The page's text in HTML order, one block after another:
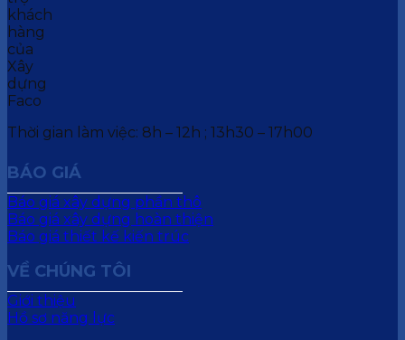
Thời gian làm việc: 8h – 12h ; 13h30 – 17h00
BÁO GIÁ
Báo giá xây dựng phần thô
Báo giá xây dựng hoàn thiện
Báo giá thiết kế kiến trúc
VỀ CHÚNG TÔI
Giới thiệu
Hồ sơ năng lực